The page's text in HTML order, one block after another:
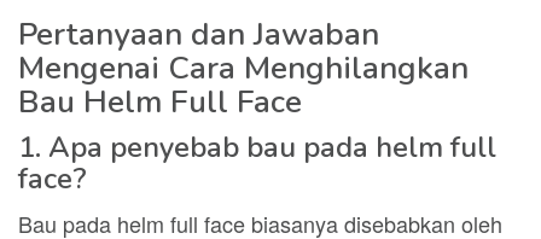
Pertanyaan dan Jawaban
Mengenai Cara Menghilangkan
Bau Helm Full Face
1. Apa penyebab bau pada helm full
face?
Bau pada helm full face biasanya disebabkan oleh